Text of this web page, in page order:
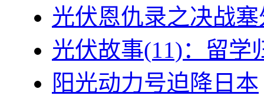
光伏恩仇录之决战
光伏故事(11)：留学
阳光动力号迫降日本